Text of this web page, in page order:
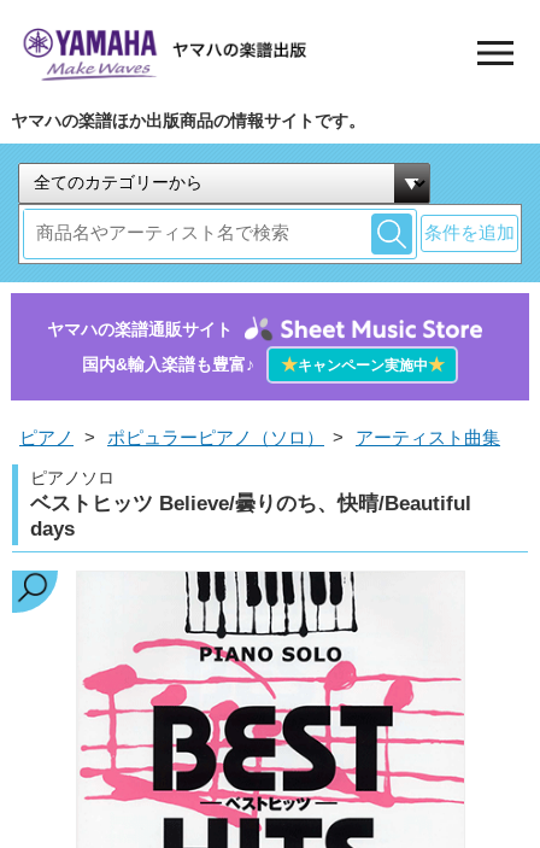
ヤマハの楽譜ほか出版商品の情報サイトです。
条件を追加
ヤマハの楽譜通販サイト
国内&輸入楽譜も豊富♪
★キャンペーン実施中★
ピアノ > ポピュラーピアノ（ソロ） > アーティスト曲集
ピアノソロ
ベストヒッツ Believe/曇りのち、快晴/Beautiful
days